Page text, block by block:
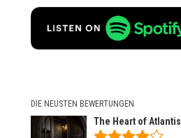
DIE NEUSTEN BEWERTUNGEN
The Heart of Atlantis